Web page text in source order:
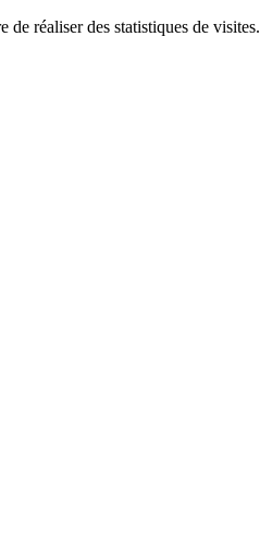
réaliser des statistiques de visites.